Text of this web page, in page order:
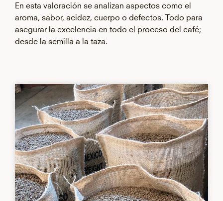
En esta valoración se analizan aspectos como el
aroma, sabor, acidez, cuerpo o defectos. Todo para
asegurar la excelencia en todo el proceso del café;
desde la semilla a la taza.